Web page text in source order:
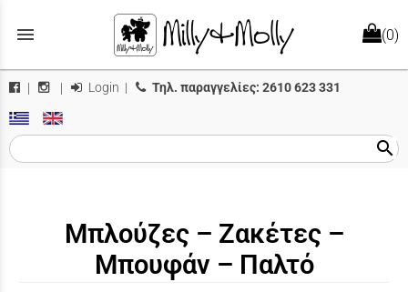
menu (0)
| | Login | Τηλ. παραγγελίες: 2610 623 331
search
Μπλούζες – Ζακέτες –
Μπουφάν – Παλτό